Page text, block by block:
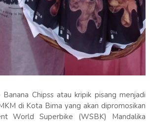
Chipss atau kripik pisang menjadi
di Kota Bima yang akan dipromosikan
World Superbike (WSBK) Mandalika